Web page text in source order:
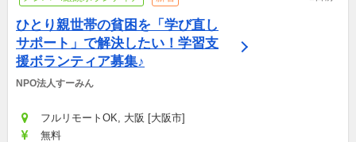
ひとり親世帯の貧困を「学び直し
サポート」で解決したい！学習支
援ボランティア募集♪
NPO法人すーみん
フルリモートOK, 大阪 [大阪市]
無料